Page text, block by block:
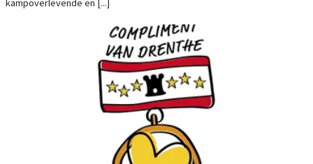
kampoverlevende en [...]